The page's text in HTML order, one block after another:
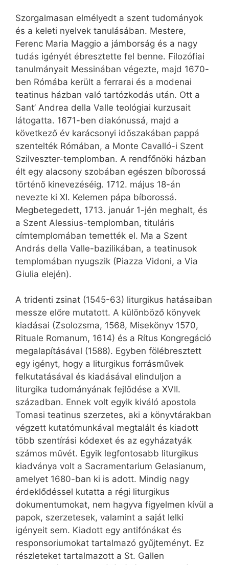
Szorgalmasan elmélyedt a szent tudományok
és a keleti nyelvek tanulásában. Mestere,
Ferenc Maria Maggio a jámborság és a nagy
tudás igényét ébresztette fel benne. Filozófiai
tanulmányait Messinában végezte, majd 1670-
ben Rómába került a ferrarai és a modenai
teatinus házban való tartózkodás után. Ott a
Sant’ Andrea della Valle teológiai kurzusait
látogatta. 1671-ben diakónussá, majd a
következő év karácsonyi időszakában pappá
szentelték Rómában, a Monte Cavalló-i Szent
Szilveszter-templomban. A rendfőnöki házban
élt egy alacsony szobában egészen bíborossá
történő kinevezéséig. 1712. május 18-án
nevezte ki XI. Kelemen pápa bíborossá.
Megbetegedett, 1713. január 1-jén meghalt, és
a Szent Alessius-templomban, tituláris
címtemplomában temették el. Ma a Szent
András della Valle-bazilikában, a teatinusok
templomában nyugszik (Piazza Vidoni, a Via
Giulia elején).
A tridenti zsinat (1545-63) liturgikus hatásaiban
messze előre mutatott. A különböző könyvek
kiadásai (Zsolozsma, 1568, Misekönyv 1570,
Rituale Romanum, 1614) és a Rítus Kongregáció
megalapításával (1588). Egyben fölébresztett
egy igényt, hogy a liturgikus forrásművek
felkutatásával és kiadásával elinduljon a
liturgika tudományának fejlődése a XVII.
században. Ennek volt egyik kiváló apostola
Tomasi teatinus szerzetes, aki a könyvtárakban
végzett kutatómunkával megtalált és kiadott
több szentírási kódexet és az egyházatyák
számos művét. Egyik legfontosabb liturgikus
kiadványa volt a Sacramentarium Gelasianum,
amelyet 1680-ban ki is adott. Mindig nagy
érdeklődéssel kutatta a régi liturgikus
dokumentumokat, nem hagyva figyelmen kívül a
papok, szerzetesek, valamint a saját lelki
igényeit sem. Kiadott egy antifónákat és
responsoriumokat tartalmazó gyűjteményt. Ez
részleteket tartalmazott a St. Gallen